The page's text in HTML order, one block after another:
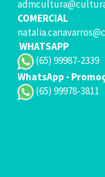
COMERCIAL
WHATSAPP
(65) 99987-2339
WhatsApp -
(65) 99978-3811